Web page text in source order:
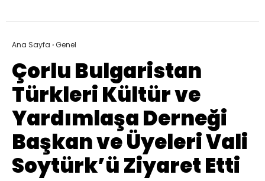
Ana Sayfa ›Genel
Çorlu Bulgaristan
Türkleri Kültür ve
Yardımlaşa Derneği
Başkan ve Üyeleri Vali
Soytürk’ü Ziyaret Etti